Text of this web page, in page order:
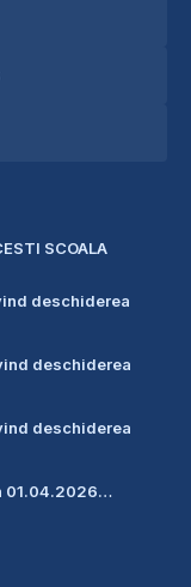
SCOALA
deschiderea
deschiderea
deschiderea
01.04.2026…